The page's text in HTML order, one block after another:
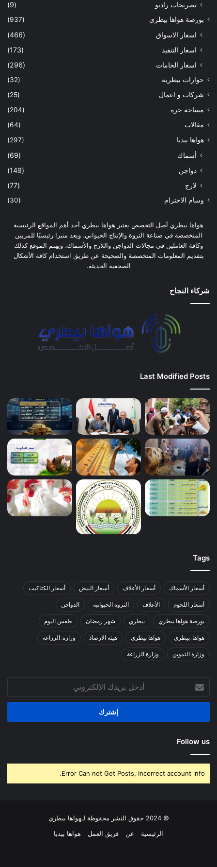
تصريحات راديو
(9)
بورصة هواها بيطري (937)
اسعار الاسواق
(466)
اسعار التنفيذ
(173)
اسعار الخامات
(296)
حوارات بيطرية
(32)
شركات و اعمال
(25)
مساحة حرة
(204)
مقالات
(64)
هواها بيديا
(297)
أسماك
(69)
دواجن
(149)
لارج
(77)
وسام الاحترام (30)
هواها بيطري أصل التخصص يعتبر هواها بيطري أحد أهم المواقع الرئيسية
المتخصصة في صناعة الثروة والإنتاج الحيواني، ويعد منبرا رئيسيًا للمربين
وكافة العاملين في مجالات الدواجن واللارج والأسماك، ويهتم الموقع كذلك
بتقديم المعلومات المتخصصة والصحيحة عن طريق استخدام كافة الأشكال
الصحفية الحديثة.
شركاء النجاح
Last Modified Posts
Tags
أسعار الأسماك أسعار الأعلاف أسعار البيض أسعار الكتاكيت
أسعار اللحوم الأعلاف الثروة الحيوانية الدواجن
بورصة هواها بيطري بيطري شهر رمضان طقس اليوم
هواها_بيطري هواها بيطري هيئة الارصاد وزارة_الزراعه
وزارة التموين وزارة الزراعة
بريدك
الإلكتروني
Follow us
Error Can not Get Posts, Incorrect account info.
© 2024 حقوق النشر محفوظة لـهواها بيطري
الرئيسية
عن فريق العمل هواها بيديا